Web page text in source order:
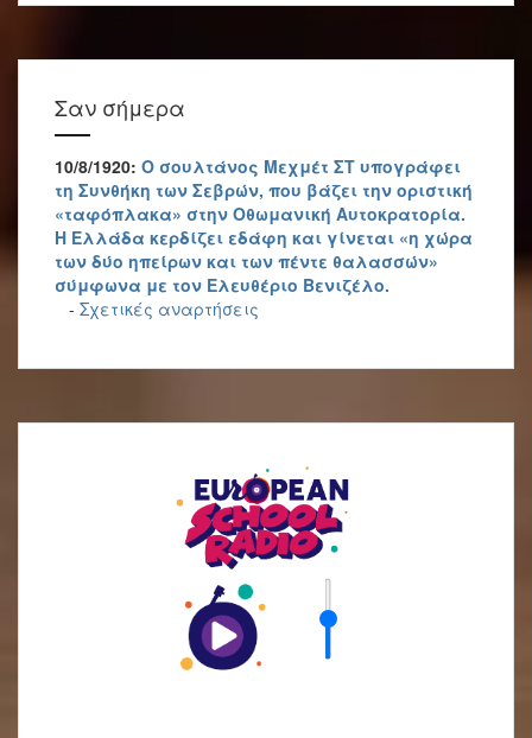
Σαν σήμερα
10/8/1920: Ο σουλτάνος Μεχμέτ ΣΤ υπογράφει
τη Συνθήκη των Σεβρών, που βάζει την οριστική
«ταφόπλακα» στην Οθωμανική Αυτοκρατορία.
Η Ελλάδα κερδίζει εδάφη και γίνεται «η χώρα
των δύο ηπείρων και των πέντε θαλασσών»
σύμφωνα με τον Ελευθέριο Βενιζέλο.
- Σχετικές αναρτήσεις